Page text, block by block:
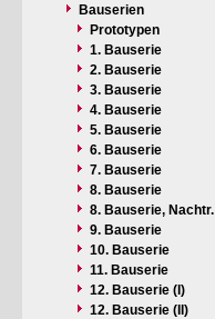
Bauserien
Prototypen
1. Bauserie
2. Bauserie
3. Bauserie
4. Bauserie
5. Bauserie
6. Bauserie
7. Bauserie
8. Bauserie
8. Bauserie, Nachtr.
9. Bauserie
10. Bauserie
11. Bauserie
12. Bauserie (I)
12. Bauserie (II)